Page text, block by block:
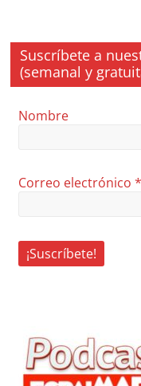
Suscríbete a
(semanal y
Nombre
Correo electrónico*